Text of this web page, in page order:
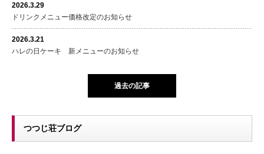
2026.3.29
ドリンクメニュー価格改定のお知らせ
2026.3.21
ハレの日ケーキ 新メニューのお知らせ
過去の記事
つつじ荘ブログ